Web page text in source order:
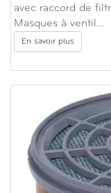
avec raccord de
Masques à ventil…
En savoir plus